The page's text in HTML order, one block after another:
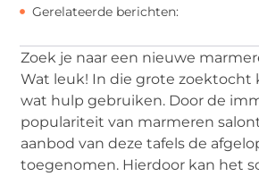
Gerelateerde berichten:
Zoek je naar een nieuwe
Wat leuk! In die grote zoektocht
wat hulp gebruiken. Door de
populariteit van marmeren
aanbod van deze tafels de
toegenomen. Hierdoor kan het